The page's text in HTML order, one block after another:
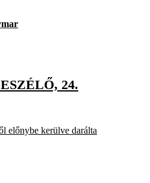
24.
előnybe kerülve darálta